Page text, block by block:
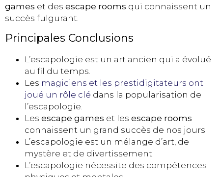
games et des escape rooms qui connaissent un
succès fulgurant.
Principales Conclusions
L’escapologie est un art ancien qui a évolué
au fil du temps.
Les magiciens et les prestidigitateurs ont
joué un rôle clé dans la popularisation de
l’escapologie.
Les escape games et les escape rooms
connaissent un grand succès de nos jours.
L’escapologie est un mélange d’art, de
mystère et de divertissement.
L’escapologie nécessite des compétences